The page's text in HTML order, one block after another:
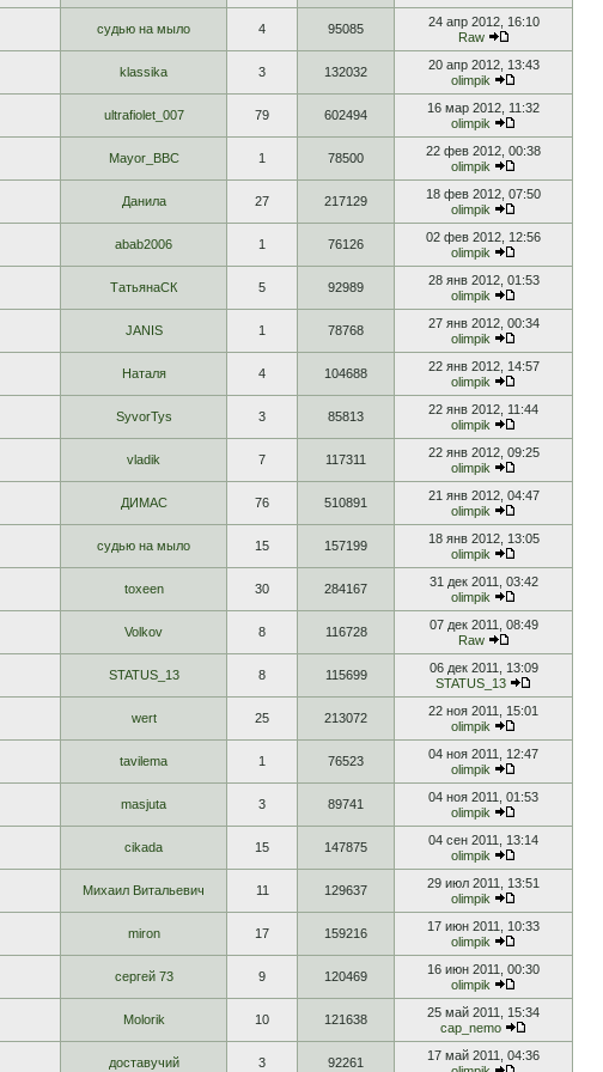
судью на мыло 4 95085
24 апр 2012, 16:10
Raw
klassika 3 132032
20 апр 2012, 13:43
olimpik
ultrafiolet_007 79 602494
16 мар 2012, 11:32
olimpik
Mayor_BBC 1 78500
22 фев 2012, 00:38
olimpik
Данила 27 217129
18 фев 2012, 07:50
olimpik
abab2006 1 76126
02 фев 2012, 12:56
olimpik
ТатьянаСК 5 92989
28 янв 2012, 01:53
olimpik
JANIS 1 78768
27 янв 2012, 00:34
olimpik
Наталя 4 104688
22 янв 2012, 14:57
olimpik
SyvorTys 3 85813
22 янв 2012, 11:44
olimpik
vladik 7 117311
22 янв 2012, 09:25
olimpik
ДИМАС 76 510891
21 янв 2012, 04:47
olimpik
судью на мыло 15 157199
18 янв 2012, 13:05
olimpik
toxeen 30 284167
31 дек 2011, 03:42
olimpik
Volkov 8 116728
07 дек 2011, 08:49
Raw
STATUS_13 8 115699
06 дек 2011, 13:09
STATUS_13
wert 25 213072
22 ноя 2011, 15:01
olimpik
tavilema 1 76523
04 ноя 2011, 12:47
olimpik
masjuta 3 89741
04 ноя 2011, 01:53
olimpik
cikada 15 147875
04 сен 2011, 13:14
olimpik
Михаил Витальевич 11 129637
29 июл 2011, 13:51
olimpik
miron 17 159216
17 июн 2011, 10:33
olimpik
сергей 73 9 120469
16 июн 2011, 00:30
olimpik
Molorik 10 121638
25 май 2011, 15:34
cap_nemo
доставучий 3 92261
17 май 2011, 04:36